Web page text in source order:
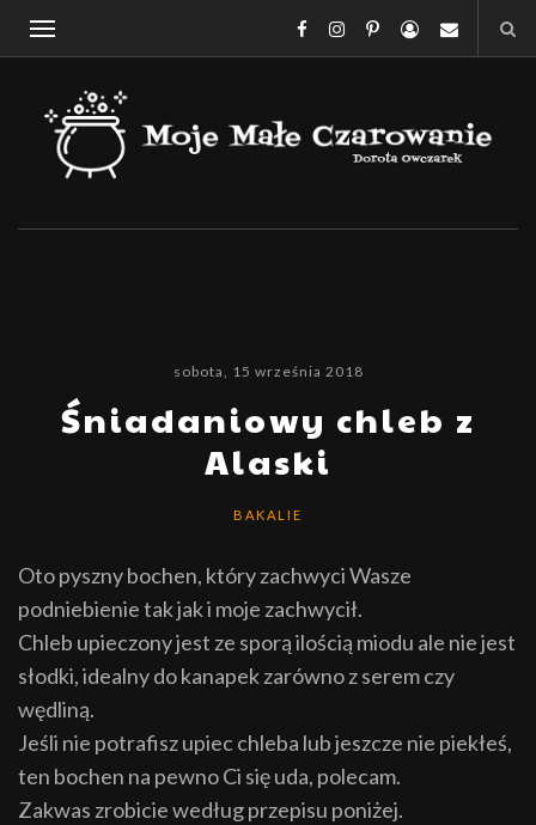
sobota, 15 września 2018
Śniadaniowy chleb z
Alaski
BAKALIE
Oto pyszny bochen, który zachwyci Wasze
podniebienie tak jak i moje zachwycił.
Chleb upieczony jest ze sporą ilością miodu ale nie jest
słodki, idealny do kanapek zarówno z serem czy
wędliną.
Jeśli nie potrafisz upiec chleba lub jeszcze nie piekłeś,
ten bochen na pewno Ci się uda, polecam.
Zakwas zrobicie według przepisu poniżej.